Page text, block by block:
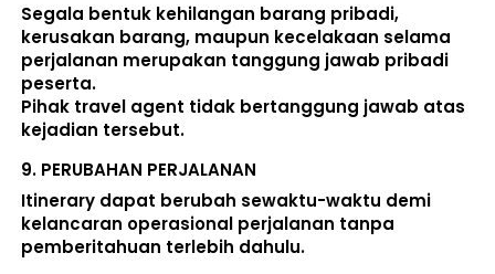
Segala bentuk kehilangan barang pribadi,
kerusakan barang, maupun kecelakaan selama
perjalanan merupakan tanggung jawab pribadi
peserta.
Pihak travel agent tidak bertanggung jawab atas
kejadian tersebut.
9. PERUBAHAN PERJALANAN
Itinerary dapat berubah sewaktu-waktu demi
kelancaran operasional perjalanan tanpa
pemberitahuan terlebih dahulu.